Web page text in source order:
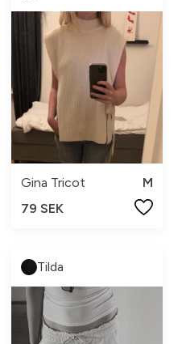
Gina Tricot
M
79 SEK
Tilda